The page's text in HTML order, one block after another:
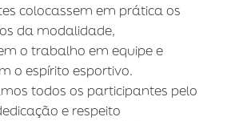
colocassem em prática os
da modalidade,
o trabalho em equipe e
o espírito esportivo.
todos os participantes pelo
e respeito